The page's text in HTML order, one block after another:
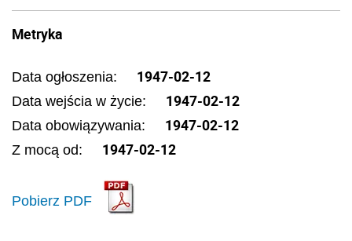
Metryka
Data ogłoszenia: 1947-02-12
Data wejścia w życie: 1947-02-12
Data obowiązywania: 1947-02-12
Z mocą od: 1947-02-12
Pobierz PDF